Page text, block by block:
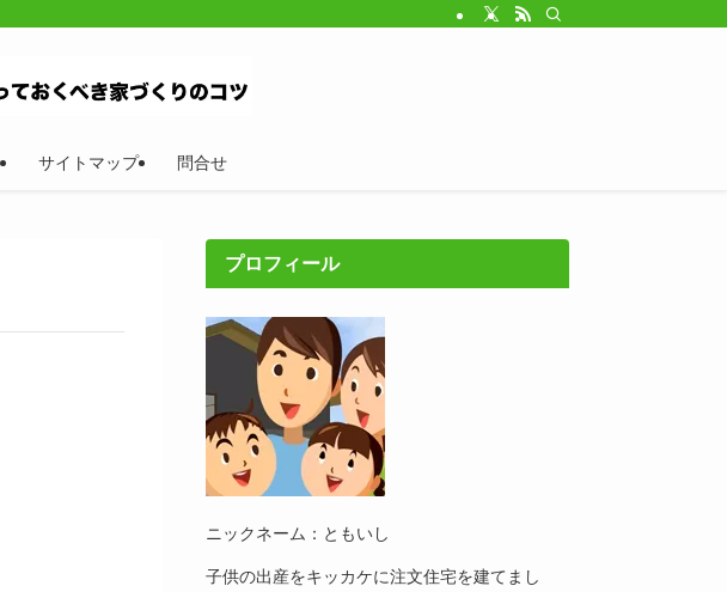
サイトマップ 問合せ
プロフィール
ニックネーム：ともいし
子供の出産をキッカケに注文住宅を建てまし